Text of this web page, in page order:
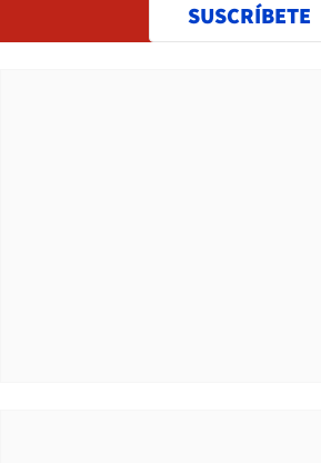
SUSCRÍBETE